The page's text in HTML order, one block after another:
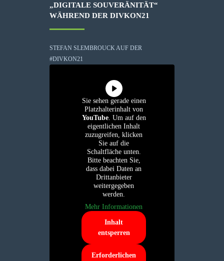
„DIGITALE SOUVERÄNITÄT“
WÄHREND DER DIVKON21
STEFAN SLEMBROUCK AUF DER
#DIVKON21
Sie sehen gerade einen
Platzhalterinhalt von
YouTube. Um auf den
eigentlichen Inhalt
zuzugreifen, klicken
Sie auf die
Schaltfläche unten.
Bitte beachten Sie,
dass dabei Daten an
Drittanbieter
weitergegeben
werden.
Mehr Informationen
Inhalt
entsperren
Erforderlichen